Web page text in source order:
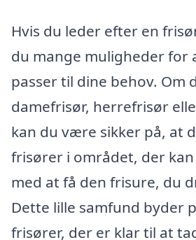
Hvis du leder efter en
du mange muligheder for
passer til dine behov. Om
damefrisør, herrefrisør
kan du være sikker på, at
frisører i området, der
med at få den frisure, du
Dette lille samfund byder
frisører, der er klar til at